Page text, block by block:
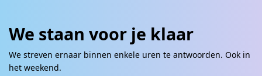
We staan voor je klaar
We streven ernaar binnen enkele uren te antwoorden. Ook in
het weekend.